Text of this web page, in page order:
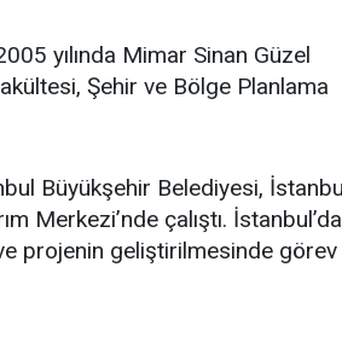
yılında Mimar Sinan Güzel
Şehir ve Bölge Planlama
Büyükşehir Belediyesi,
Merkezi’nde çalıştı. İstanbul’da
projenin geliştirilmesinde görev